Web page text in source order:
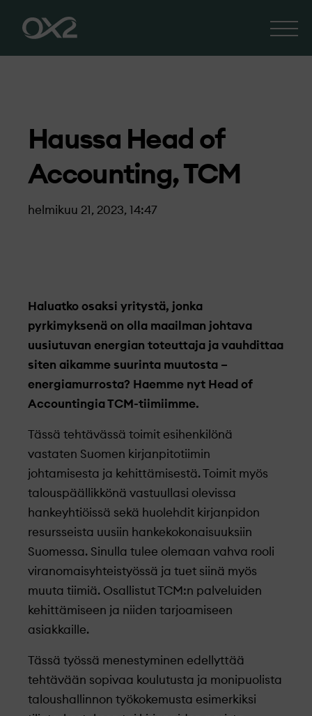
Haussa Head of
Accounting, TCM
helmikuu 21, 2023, 14:47
Haluatko osaksi yritystä, jonka
pyrkimyksenä on olla maailman johtava
uusiutuvan energian toteuttaja ja vauhdittaa
siten aikamme suurinta muutosta –
energiamurrosta? Haemme nyt Head of
Accountingia TCM-tiimiimme.
Tässä tehtävässä toimit esihenkilönä
vastaten Suomen kirjanpitotiimin
johtamisesta ja kehittämisestä. Toimit myös
talouspäällikkönä vastuullasi olevissa
hankeyhtiöissä sekä huolehdit kirjanpidon
resursseista uusiin hankekokonaisuuksiin
Suomessa. Sinulla tulee olemaan vahva rooli
viranomaisyhteistyössä ja tuet siinä myös
muuta tiimiä. Osallistut TCM:n palveluiden
kehittämiseen ja niiden tarjoamiseen
asiakkaille.
Tässä työssä menestyminen edellyttää
tehtävään sopivaa koulutusta ja monipuolista
taloushallinnon työkokemusta esimerkiksi